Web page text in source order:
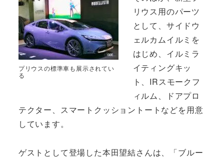
プリウスの標準車も展示されてい
る
リウス用のパーツ
として、サイドウ
ェルカムイルミを
はじめ、イルミラ
イティングキッ
ト、IRスモークフ
ィルム、ドアプロ
テクター、スマートクッショントートなどを用意
しています。
ゲストとして登場した本田望結さんは、「ブルー